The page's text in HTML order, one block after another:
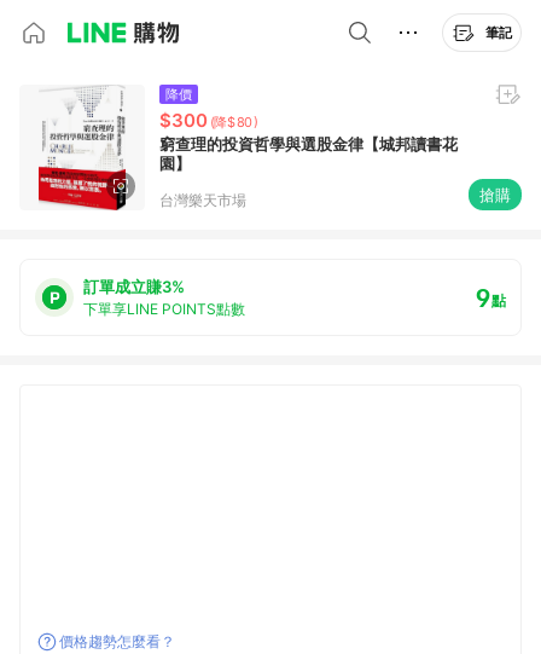
筆記
降價
$300 (降$80)
窮查理的投資哲學與選股金律【城邦讀書花
園】
台灣樂天市場 搶購
訂單成立賺3%
下單享LINE POINTS點數 9點
價格趨勢怎麼看？